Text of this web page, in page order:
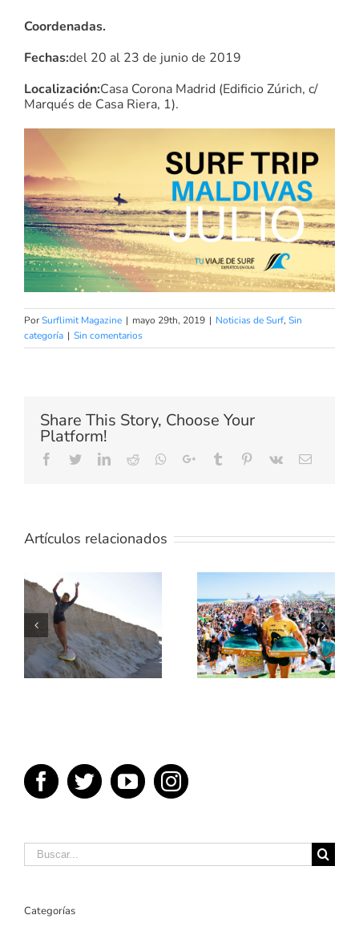
Coordenadas.
Fechas:del 20 al 23 de junio de 2019
Localización:Casa Corona Madrid (Edificio Zúrich, c/
Marqués de Casa Riera, 1).
PorSurflimit Magazine | mayo 29th, 2019 | Noticias de Surf, Sin
categoría | Sin comentarios
Share This Story, Choose Your
Platform!
Facebook
TwitterLinkedIn
Reddit Whatsapp
Google+Tumblr Pinterest
Vk Email
Artículos relacionados
5 MEJORES
PELICULAS
DE SURF
GANADORES
DEL OI RIO
PRO
Buscar:
Categorías